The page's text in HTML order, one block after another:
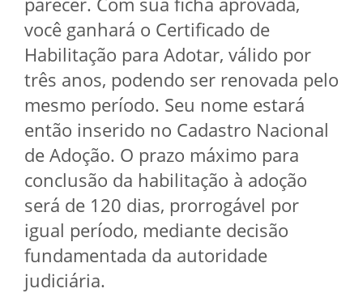
você ganhará o Certificado de
Habilitação para Adotar, válido por
três anos, podendo ser renovada pelo
mesmo período. Seu nome estará
então inserido no Cadastro Nacional
de Adoção. O prazo máximo para
conclusão da habilitação à adoção
será de 120 dias, prorrogável por
igual período, mediante decisão
fundamentada da autoridade
judiciária.